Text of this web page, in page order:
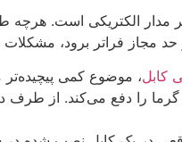
هر مدار الکتریکی است.
مجاز فراتر برود،
کابل، موضوع کمی
را دفع می‌کند. از طرف